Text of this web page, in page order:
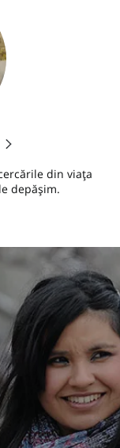
din viața
depășim.